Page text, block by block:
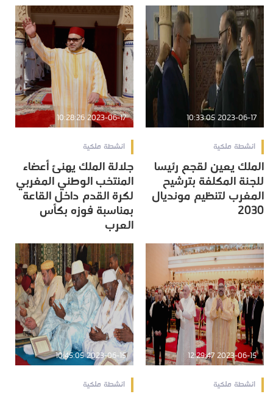
2023-06-17 10:33:05
انشطة ملكية
الملك يعين لقجع رئيسا
للجنة المكلفة بترشيح
المغرب لتنظيم مونديال
2030
2023-06-17 10:28:26
انشطة ملكية
جلالة الملك يهنئ أعضاء
المنتخب الوطني المغربي
لكرة القدم داخل القاعة
بمناسبة فوزه بكأس
العرب
2023-06-15 12:29:47
انشطة ملكية
2023-06-15 10:45:05
انشطة ملكية